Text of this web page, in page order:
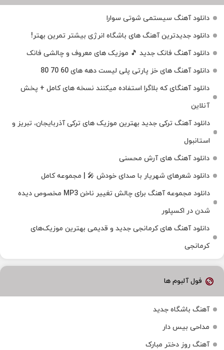
دانلود آهنگ سیستمی شوتی سوارا
دانلود جدیدترین آهنگ‌ های باشگاه انرژی بیشتر تمرین بهتر!
دانلود آهنگ فانک جدید 🎵 موزیک‌ های معروف و چالشی فانک
دانلود آهنگ های خز پارتی پلی لیست دهه های 60 70 80
دانلود آهنگای که بلاگرا استفاده میکنند نسخه های کامل + پخش
آنلاین
دانلود آهنگ ترکی جدید بهترین موزیک‌ های ترکی آذربایجان، تبریز و
استانبول
دانلود آهنگ های آرش محسنی
دانلود شعرهای شهریار با صدای خودش 🎤 | مجموعه کامل
دانلود مجموعه آهنگ برای چالش تغییر ناخن MP3 مخصوص دیده
شدن در اکسپلور
دانلود آهنگ‌ های کرمانجی جدید و قدیمی بهترین موزیک‌های
کرمانجی
فول آلبوم ها
آهنگ باشگاه جدید
مداحی بیس دار
آهنگ روز دختر مبارک